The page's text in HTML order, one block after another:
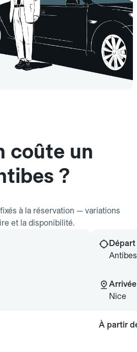
coûte un
?
à la réservation — variations
et la disponibilité.
Départ
Antibes
Arrivée
Nice
À partir